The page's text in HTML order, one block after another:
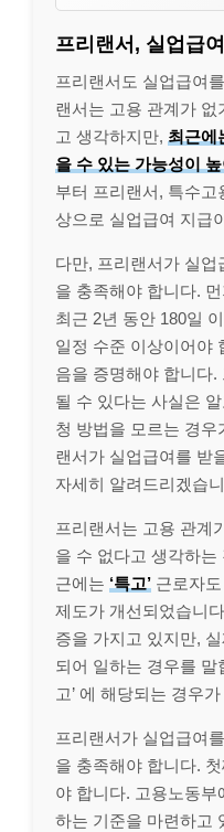
프리랜서, 실업급
프리랜서도 실업급여
랜서는 고용 관계가
고 생각하지만, 최근에
을 수 있는 가능성이
부터 프리랜서, 특수고
상으로 실업급여 지급
다만, 프리랜서가 실업
을 충족해야 합니다.
최근 2년 동안 180일
일정 수준 이상이어야
음을 증명해야 합니다.
될 수 있다는 사실은
청 방법을 모르는 경우
랜서가 실업급여를 받
자세히 알려드리겠습
프리랜서는 고용 관계
을 수 없다고 생각하는
근에는 ‘특고’ 근로자
제도가 개선되었습니
증을 가지고 있지만,
되어 일하는 경우를 말
고’ 에 해당되는 경우
프리랜서가 실업급여
을 충족해야 합니다.
야 합니다. 고용노동부
하는 기준을 마련하고